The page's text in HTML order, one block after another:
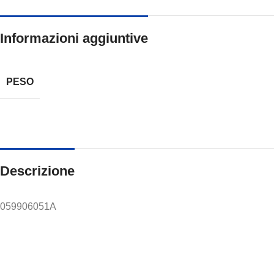
Informazioni aggiuntive
PESO
Descrizione
059906051A